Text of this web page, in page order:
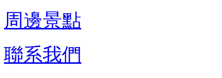
周邊景點
聯系我們